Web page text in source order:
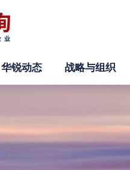
华锐动态 战略与组织